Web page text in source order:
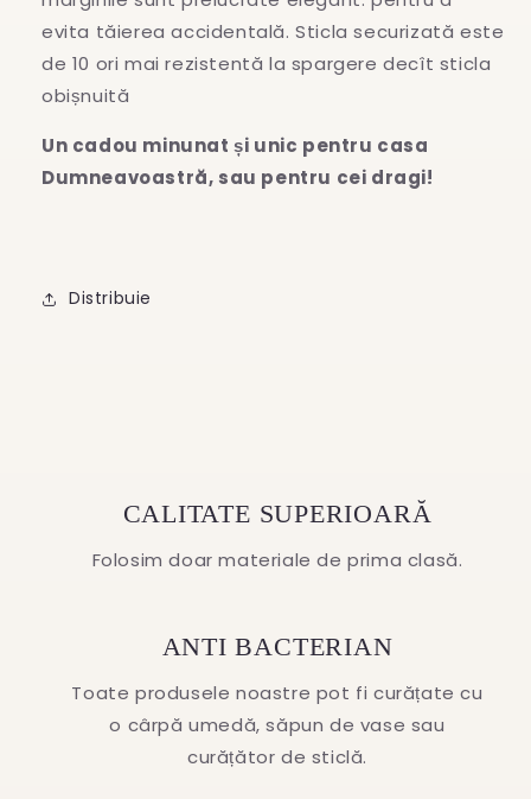
evita tăierea accidentală. Sticla securizată este
de 10 ori mai rezistentă la spargere decît sticla
obișnuită
Un cadou minunat și unic pentru casa
Dumneavoastră, sau pentru cei dragi!
Distribuie
CALITATE SUPERIOARĂ
Folosim doar materiale de prima clasă.
ANTI BACTERIAN
Toate produsele noastre pot fi curățate cu
o cârpă umedă, săpun de vase sau
curățător de sticlă.